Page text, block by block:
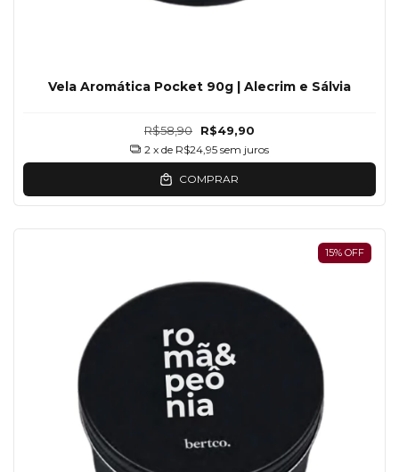
Vela Aromática Pocket 90g | Alecrim e Sálvia
R$58,90 R$49,90
2 x de R$24,95 sem juros
COMPRAR
15% OFF